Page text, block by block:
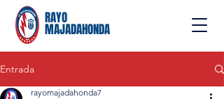
RAYO
MAJADAHONDA
Entrada
rayomajadahonda7